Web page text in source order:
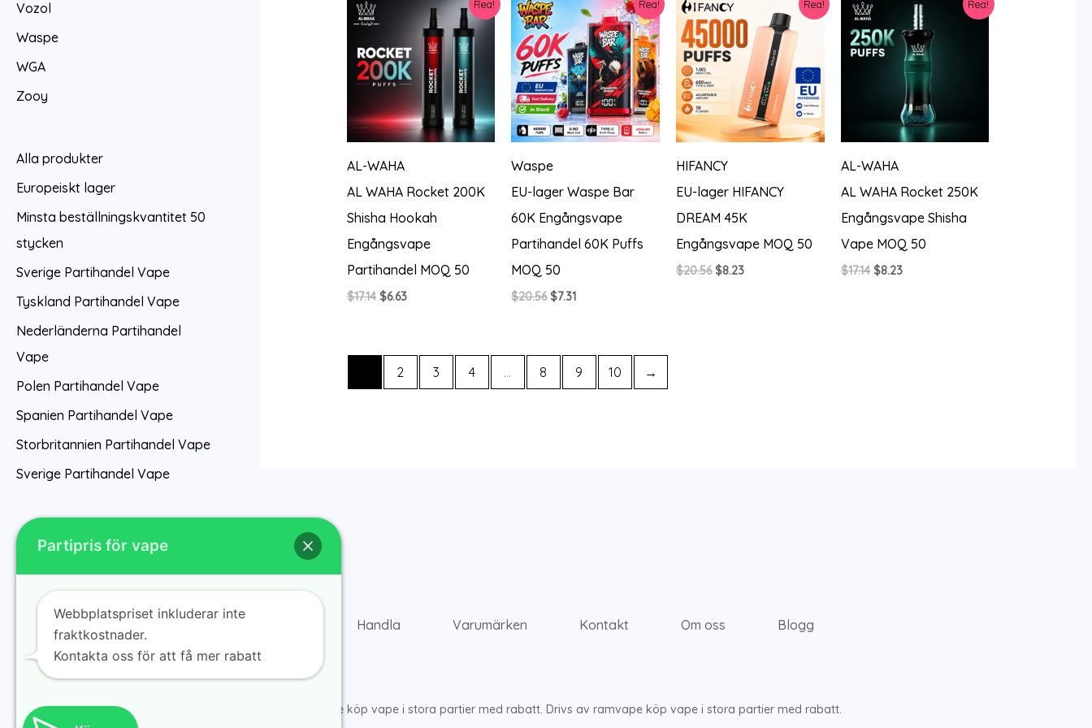
Vozol
Waspe
WGA
Zooy
Alla produkter
Europeiskt lager
Minsta beställningskvantitet 50
stycken
Sverige Partihandel Vape
Tyskland Partihandel Vape
Nederländerna Partihandel
Vape
Polen Partihandel Vape
Spanien Partihandel Vape
Storbritannien Partihandel Vape
Sverige Partihandel Vape
$17.14.
$3.54.
Rea!
AL-WAHA
AL WAHA Rocket 200K
Shisha Hookah
Engångsvape
Partihandel MOQ 50
$17.14 Det
$17.14.
$6.63Det
$6.63.
Rea!
Waspe
EU-lager Waspe Bar
60K Engångsvape
Partihandel 60K Puffs
MOQ 50
$20.56 Det
$20.56.
$7.31Det
$7.31.
Rea!
HIFANCY
EU-lager HIFANCY
DREAM 45K
Engångsvape MOQ 50
$20.56 Det
$8.23Det
Rea!
AL-WAHA
AL WAHA Rocket 250K
Engångsvape Shisha
Vape MOQ 50
$17.14 Det
$8.23Det
2 3 4 … 8 9 10 →
Handla Varumärken Kontakt Om oss Blogg
© 2025 ramvape köp vape i stora partier med rabatt. Drivs av ramvape köp vape i stora partier med rabatt.
Partipris för vape
Webbplatspriset inkluderar inte
fraktkostnader.
Kontakta oss för att få mer rabatt